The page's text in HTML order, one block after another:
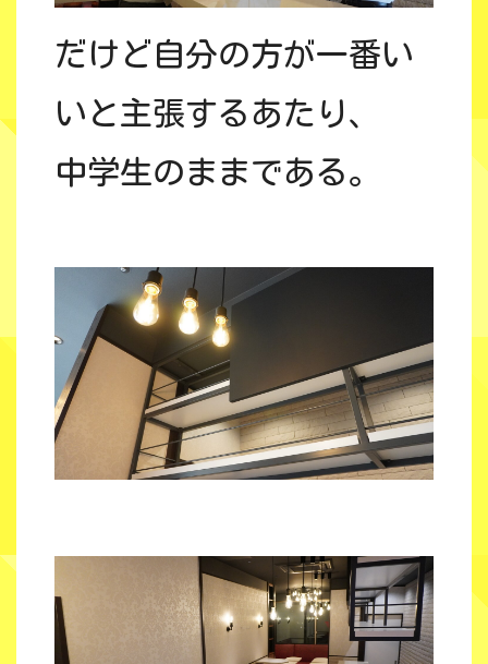
だけど自分の方が一番い
いと主張するあたり、
中学生のままである。